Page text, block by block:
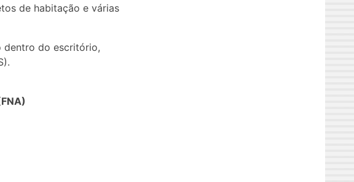
de habitação e várias
dentro do escritório,